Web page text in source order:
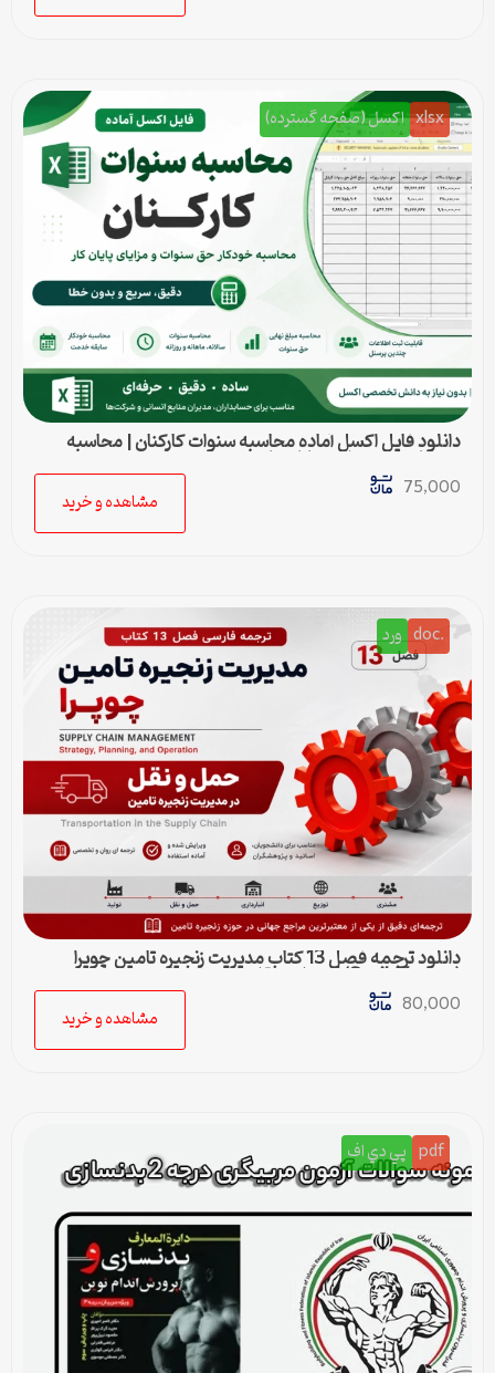
xlsx اکسل (صفحه گسترده)
دانلود فایل اکسل آماده محاسبه سنوات کارکنان | محاسبه
خودکار حق سنوات و پایان کار
75,000
مشاهده و خرید
.doc ورد
دانلود ترجمه فصل 13 کتاب مدیریت زنجیره تامین چوپرا
(Sunil Chopra) | حمل و نقل در زنجیره تامین
80,000
مشاهده و خرید
pdf پي دي اف